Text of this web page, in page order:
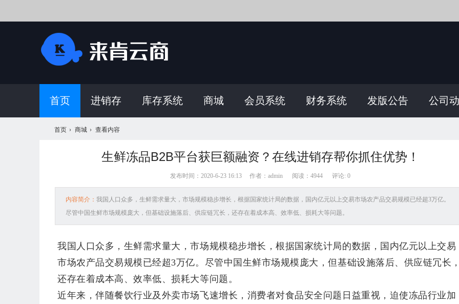
首页 进销存 库存系统 商城 会员系统 财务系统 发版公告 公司
首页 › 商城 › 查看内容
生鲜冻品B2B平台获巨额融资？在线进销存帮你抓住优势！
发布时间：2020-6-23 16:13 作者：admin 阅读： 4944 评论: 0
内容简介： 我国人口众多，生鲜需求量大，市场规模稳步增长，根据国家统计局的数据，国内亿元以上交易市场农产品交易规模已经超3万亿。
尽管中国生鲜市场规模庞大，但基础设施落后、供应链冗长，还存在着成本高、效率低、损耗大等问题。
我国人口众多，生鲜需求量大，市场规模稳步增长，根据国家统计局的数据，国内亿元以上交易
市场农产品交易规模已经超3万亿。 尽管中国生鲜市场规模庞大，但基础设施落后、供应链冗长
还存在着成本高、效率低、损耗大等问题。
近年来，伴随餐饮行业及外卖市场飞速增长，消费者对食品安全问题日益重视，迫使冻品行业加